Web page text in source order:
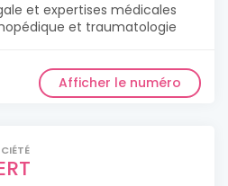
et expertises médicales
et traumatologie
Afficher le numéro